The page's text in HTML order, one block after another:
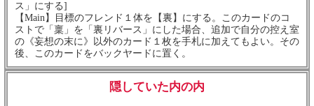
ス」にする]
【Main】目標のフレンド１体を【裏】にする。このカードのコ
ストで「稟」を「裏リバース」にした場合、追加で自分の控え室
の《妄想の末に》以外のカード１枚を手札に加えてもよい。その
後、このカードをバックヤードに置く。
隠していた内の内